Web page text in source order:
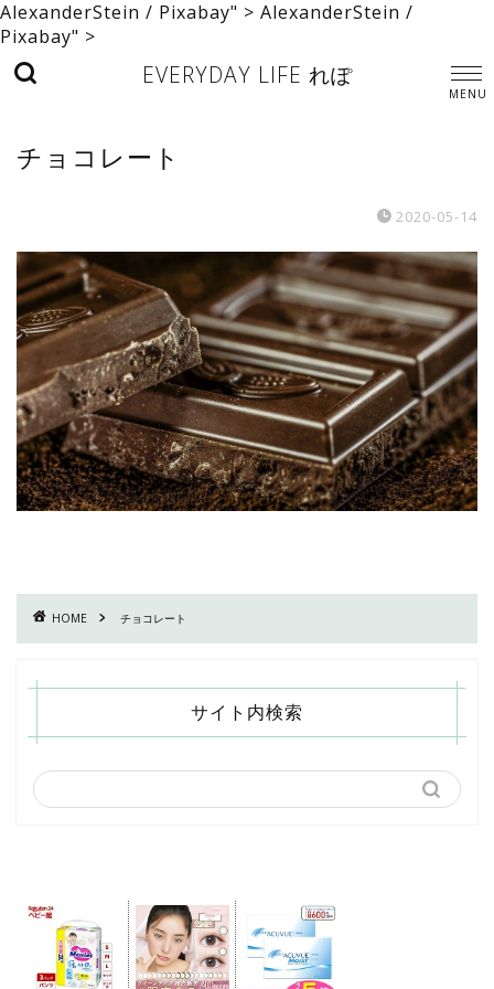
AlexanderStein / Pixabay" > AlexanderStein /
Pixabay" >
EVERYDAY LIFE れぽ
チョコレート
2020-05-14
HOME チョコレート
サイト内検索